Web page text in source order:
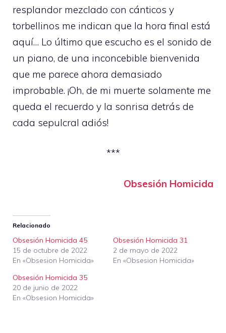
resplandor mezclado con cánticos y
torbellinos me indican que la hora final está
aquí… Lo último que escucho es el sonido de
un piano, de una inconcebible bienvenida
que me parece ahora demasiado
improbable. ¡Oh, de mi muerte solamente me
queda el recuerdo y la sonrisa detrás de
cada sepulcral adiós!
***
Obsesión Homicida
Relacionado
Obsesión Homicida 45
15 de octubre de 2022
En «Obsesion Homicida»
Obsesión Homicida 31
2 de mayo de 2022
En «Obsesion Homicida»
Obsesión Homicida 35
20 de junio de 2022
En «Obsesion Homicida»